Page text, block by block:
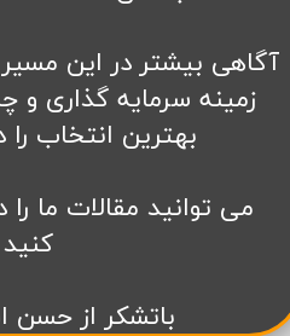
آگاهی بیشتر در این
زمینه سرمایه گذاری
بهترین انتخاب
می توانید مقالات ما
کنید
باتشکر از حسن